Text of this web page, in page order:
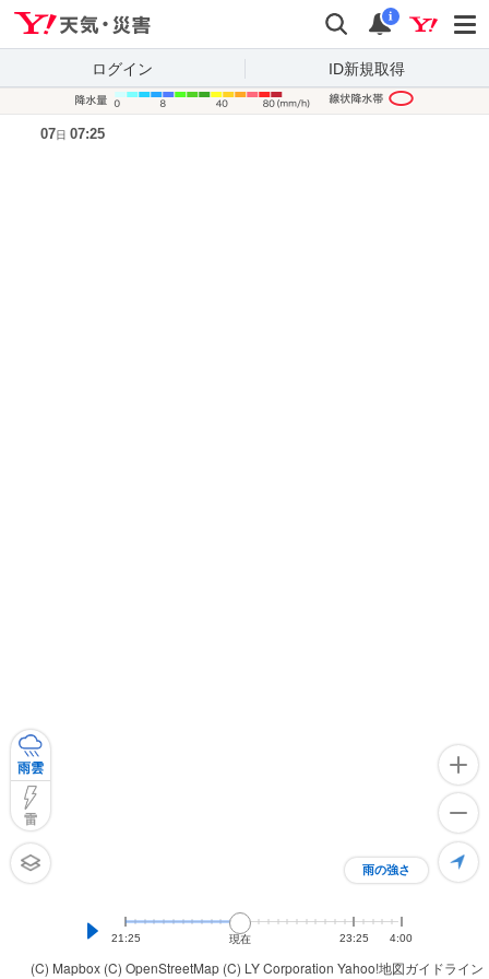
検索 通知
i
ログイン ID新規取得
(C) Mapbox (C) OpenStreetMap (C) LY Corporation Yahoo!地図ガイドライン
雨の強さ
雨雲
雷
21:25 現在 23:25 4:00
07日 07:25